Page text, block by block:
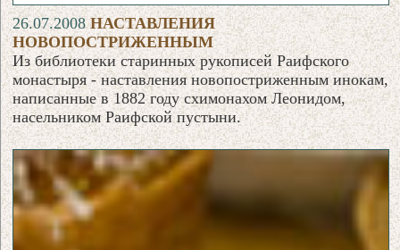
26.07.2008НАСТАВЛЕНИЯ
НОВОПОСТРИЖЕННЫМ
Из библиотеки старинных рукописей Раифского
монастыря - наставления новопостриженным инокам,
написанные в 1882 году схимонахом Леонидом,
насельником Раифской пустыни.